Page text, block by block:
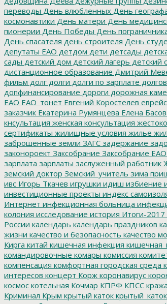
переводы День влюбленных День
космонавтики День матери День
пионерии День Победы День
День спасателя день строителя День
депутаты ЕАО детдом дети детсады
сады детский дом детский лагерь детский
дистанционное образование Дмитрий
фильм долг долги долги по зарплате
допфинансирование дороги дорожная
ЕАО ЕАО_тонет Евгений Коростелев
заказчик Екатерина Румянцева Елена
кнсультация женская консультация
сертификаты жилищные условия жилье
заброшенные земли ЗАГС задержание
законороект Заксобрание Заксобрание ЕАО
зарплата зарплаты заслуженный работник
земский доктор Земский_учитель зима
ивс Игорь Ткачев игрушки идиш избиение
инвестиционные проекты индекс
Интернет инфекционная больница
колония исследование история Итоги-2017
России календарь календарь праздников
жизни качество и безопасность качество
Кирга китай кишечная инфекция
командировочные комары комиссия
компенсация комфортная городская среда
интересов концерт Корж коронавирус
космос котельная Кочмар КПРФ КПСС кража
Криминал Крым крытый каток крытый_каток